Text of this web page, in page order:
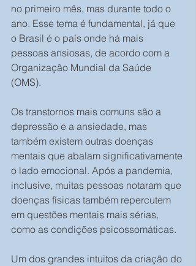
no primeiro mês, mas durante todo o
ano. Esse tema é fundamental, já que
o Brasil é o país onde há mais
pessoas ansiosas, de acordo com a
Organização Mundial da Saúde
(OMS).
Os transtornos mais comuns são a
depressão e a ansiedade, mas
também existem outras doenças
mentais que abalam significativamente
o lado emocional. Após a pandemia,
inclusive, muitas pessoas notaram que
doenças físicas também repercutem
em questões mentais mais sérias,
como as condições psicossomáticas.
Um dos grandes intuitos da criação do